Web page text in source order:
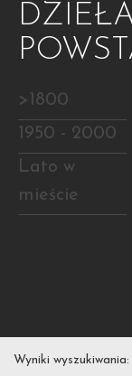
>1800
1950 - 2000
Lato w
mieście
Wyniki wyszukiwania: